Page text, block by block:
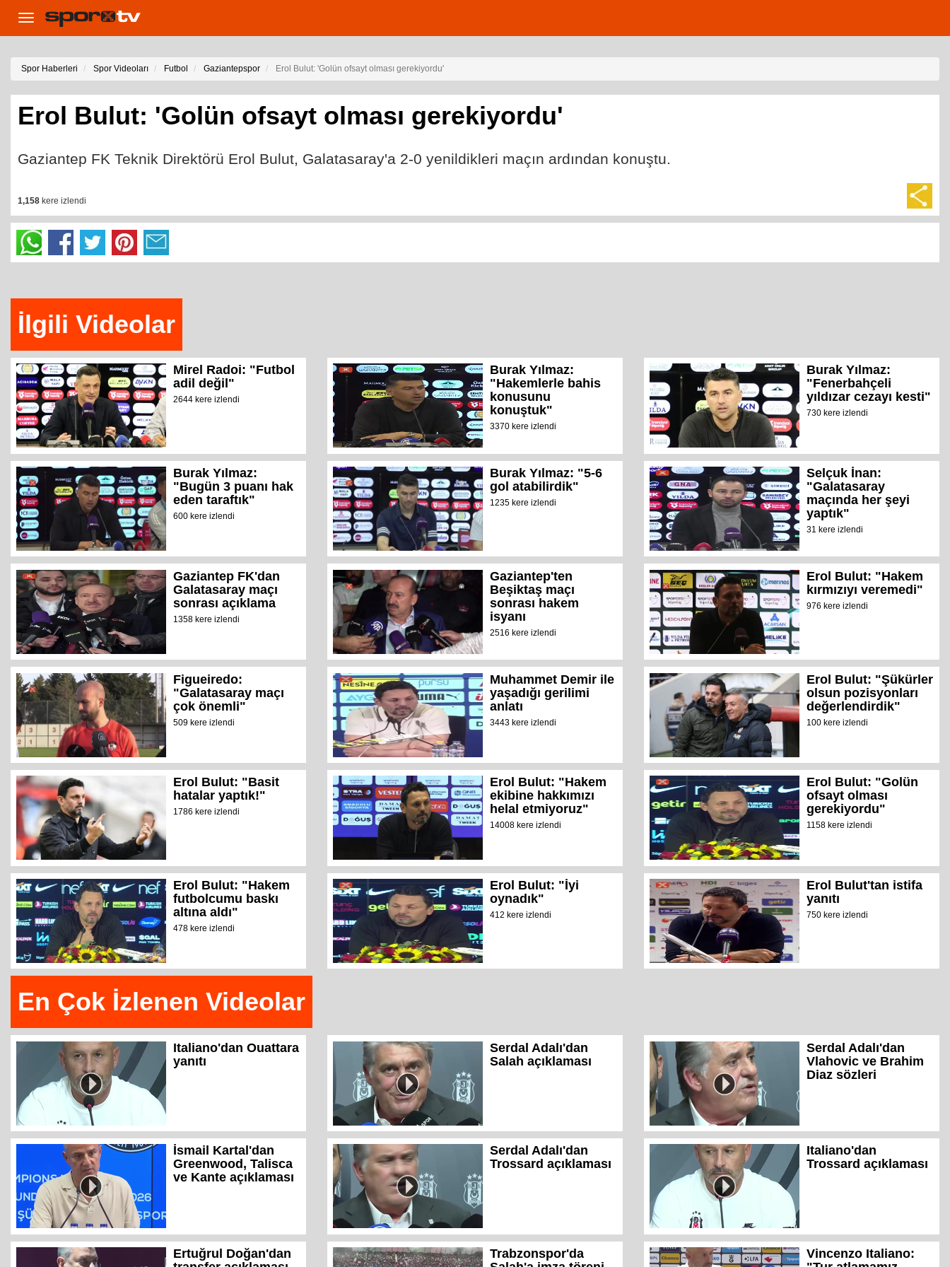
Toggle
navigation
Spor Haberleri Spor Videoları Futbol Gaziantepspor Erol Bulut: 'Golün ofsayt olması gerekiyordu'
Erol Bulut: 'Golün ofsayt olması gerekiyordu'
Gaziantep FK Teknik Direktörü Erol Bulut, Galatasaray'a 2-0 yenildikleri maçın ardından konuştu.
1,158 kere izlendi
İlgili Videolar
Mirel Radoi: "Futbol
adil değil"
2644 kere izlendi
Burak Yılmaz:
"Hakemlerle bahis
konusunu
konuştuk"
3370 kere izlendi
Burak Yılmaz:
"Fenerbahçeli
yıldızar cezayı kesti"
730 kere izlendi
Burak Yılmaz:
"Bugün 3 puanı hak
eden taraftık"
600 kere izlendi
Burak Yılmaz: "5-6
gol atabilirdik"
1235 kere izlendi
Selçuk İnan:
"Galatasaray
maçında her şeyi
yaptık"
31 kere izlendi
Gaziantep FK'dan
Galatasaray maçı
sonrası açıklama
1358 kere izlendi
Gaziantep'ten
Beşiktaş maçı
sonrası hakem
isyanı
2516 kere izlendi
Erol Bulut: "Hakem
kırmızıyı veremedi"
976 kere izlendi
Figueiredo:
"Galatasaray maçı
çok önemli"
509 kere izlendi
Muhammet Demir ile
yaşadığı gerilimi
anlatı
3443 kere izlendi
Erol Bulut: "Şükürler
olsun pozisyonları
değerlendirdik"
100 kere izlendi
Erol Bulut: "Basit
hatalar yaptık!"
1786 kere izlendi
Erol Bulut: "Hakem
ekibine hakkımızı
helal etmiyoruz"
14008 kere izlendi
Erol Bulut: "Golün
ofsayt olması
gerekiyordu"
1158 kere izlendi
Erol Bulut: "Hakem
futbolcumu baskı
altına aldı"
478 kere izlendi
Erol Bulut: "İyi
oynadık"
412 kere izlendi
Erol Bulut'tan istifa
yanıtı
750 kere izlendi
En Çok İzlenen Videolar
Italiano'dan Ouattara
yanıtı
Serdal Adalı'dan
Salah açıklaması
Serdal Adalı'dan
Vlahovic ve Brahim
Diaz sözleri
İsmail Kartal'dan
Greenwood, Talisca
ve Kante açıklaması
Serdal Adalı'dan
Trossard açıklaması
Italiano'dan
Trossard açıklaması
Ertuğrul Doğan'dan
Trabzonspor'da
Vincenzo Italiano: